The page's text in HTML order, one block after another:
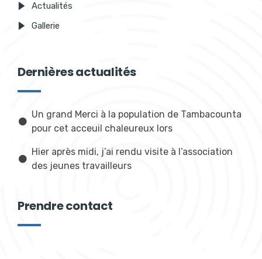
Actualités
Gallerie
Dernières actualités
Un grand Merci à la population de Tambacounta
pour cet acceuil chaleureux lors
Hier après midi, j’ai rendu visite à l’association
des jeunes travailleurs
Prendre contact